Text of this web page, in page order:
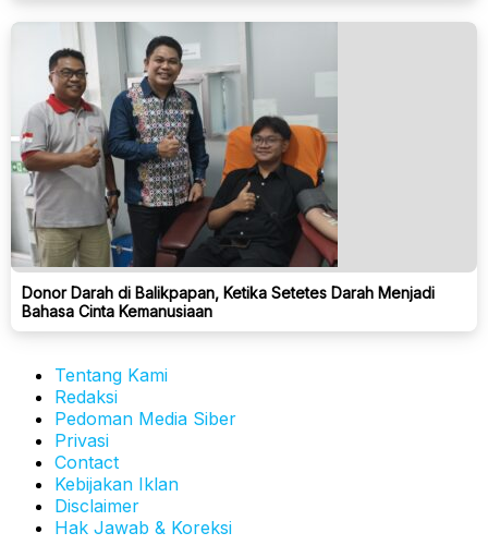
Donor Darah di Balikpapan, Ketika Setetes Darah Menjadi
Bahasa Cinta Kemanusiaan
Tentang Kami
Redaksi
Pedoman Media Siber
Privasi
Contact
Kebijakan Iklan
Disclaimer
Hak Jawab & Koreksi